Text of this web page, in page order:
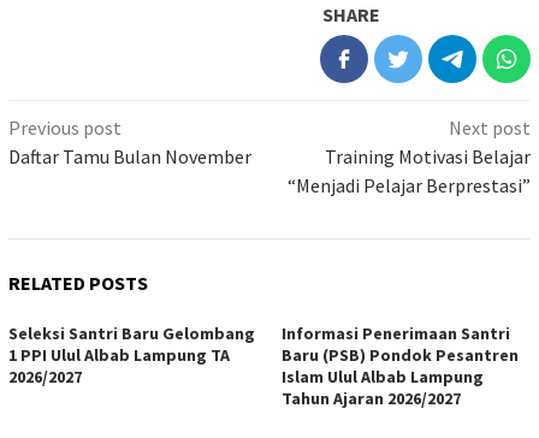
SHARE
Previous post
Daftar Tamu Bulan November
Next post
Training Motivasi Belajar
“Menjadi Pelajar Berprestasi”
RELATED POSTS
Seleksi Santri Baru Gelombang
1 PPI Ulul Albab Lampung TA
2026/2027
Informasi Penerimaan Santri
Baru (PSB) Pondok Pesantren
Islam Ulul Albab Lampung
Tahun Ajaran 2026/2027